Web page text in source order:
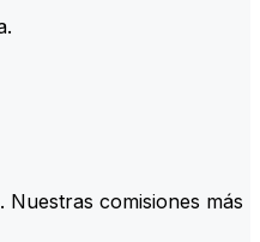
comisiones más